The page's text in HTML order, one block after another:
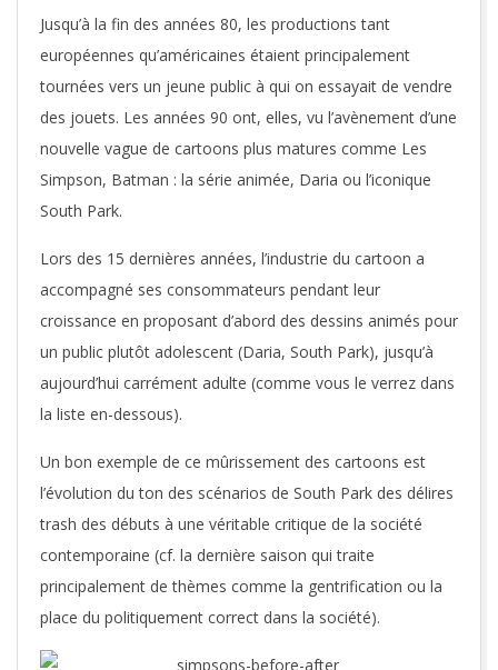
Jusqu’à la fin des années 80, les productions tant
européennes qu’américaines étaient principalement
tournées vers un jeune public à qui on essayait de vendre
des jouets. Les années 90 ont, elles, vu l’avènement d’une
nouvelle vague de cartoons plus matures comme Les
Simpson, Batman : la série animée, Daria ou l’iconique
South Park.
Lors des 15 dernières années, l’industrie du cartoon a
accompagné ses consommateurs pendant leur
croissance en proposant d’abord des dessins animés pour
un public plutôt adolescent (Daria, South Park), jusqu’à
aujourd’hui carrément adulte (comme vous le verrez dans
la liste en-dessous).
Un bon exemple de ce mûrissement des cartoons est
l’évolution du ton des scénarios de South Park des délires
trash des débuts à une véritable critique de la société
contemporaine (cf. la dernière saison qui traite
principalement de thèmes comme la gentrification ou la
place du politiquement correct dans la société).